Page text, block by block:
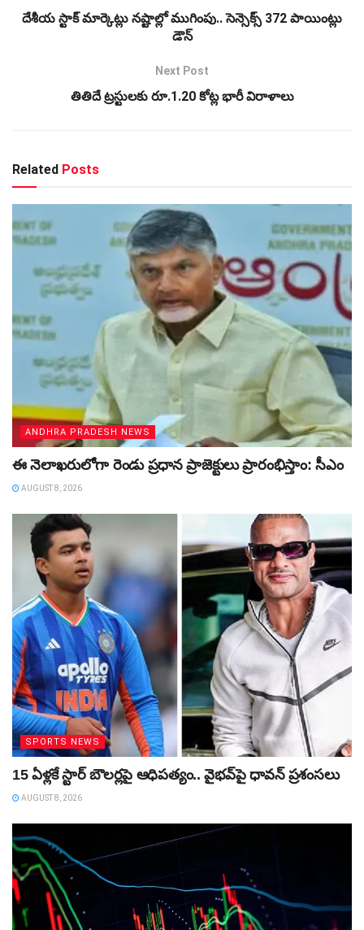
దేశీయ స్టాక్ మార్కెట్లు నష్టాల్లో ముగింపు.. సెన్సెక్స్ 372 పాయింట్లు
డౌన్
Next Post
తితిదే ట్రస్టులకు రూ.1.20 కోట్ల భారీ విరాళాలు
Related Posts
ANDHRA PRADESH NEWS
ఈ నెలాఖరులోగా రెండు ప్రధాన ప్రాజెక్టులు ప్రారంభిస్తాం: సీఎం
AUGUST 8, 2026
SPORTS NEWS
15 ఏళ్లకే స్టార్‌ బౌలర్లపై ఆధిపత్యం.. వైభవ్‌పై ధావన్‌ ప్రశంసలు
AUGUST 8, 2026